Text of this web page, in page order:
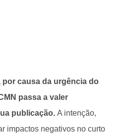
causa da urgência do
passa a valer
publicação. A intenção,
impactos negativos no curto